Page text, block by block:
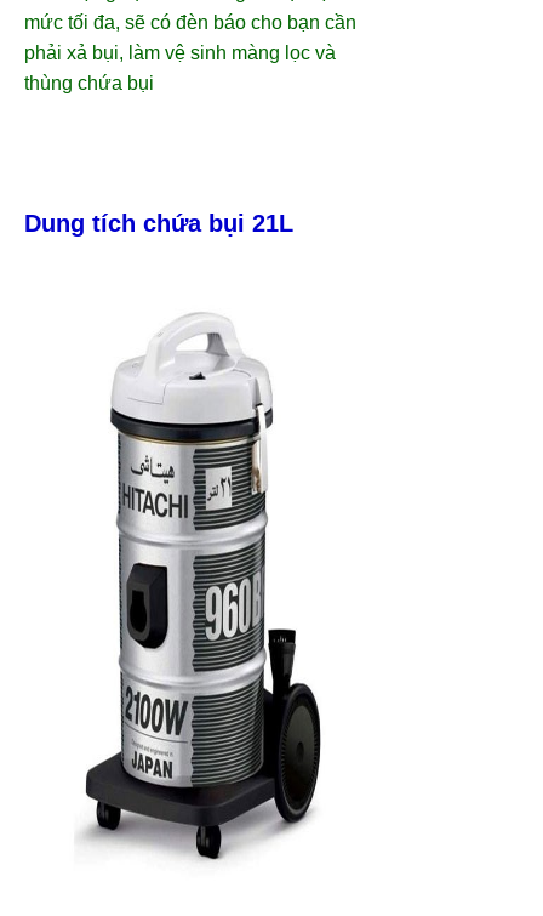
mức tối đa, sẽ có đèn báo cho bạn cần
phải xả bụi, làm vệ sinh màng lọc và
thùng chứa bụi
Dung tích chứa bụi 21L